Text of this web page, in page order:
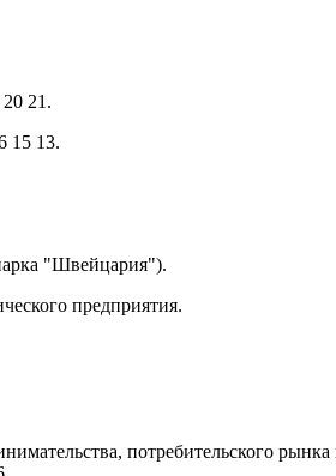
21.
15 13.
"Швейцария").
предприятия.
потребительского